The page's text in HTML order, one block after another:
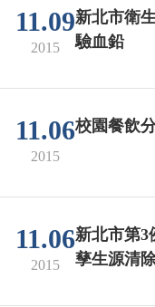
11.09
2015
新北市衛
驗血鉛
11.06
2015
校園餐飲
11.06
2015
新北市第3
孳生源清